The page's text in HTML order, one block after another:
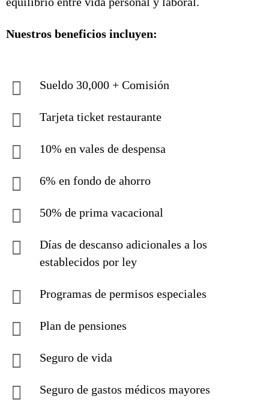
Nuestros beneficios incluyen:
Sueldo 30,000 + Comisión
Tarjeta ticket restaurante
10% en vales de despensa
6% en fondo de ahorro
50% de prima vacacional
Días de descanso adicionales a los
establecidos por ley
Programas de permisos especiales
Plan de pensiones
Seguro de vida
Seguro de gastos médicos mayores